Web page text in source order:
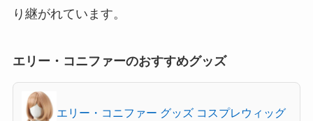
り継がれています。
エリー・コニファーのおすすめグッズ
エリー・コニファー グッズ コスプレウィッグ